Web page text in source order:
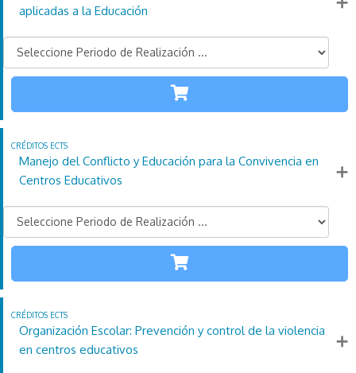
aplicadas a la Educación
ETAPAS
110 4Créditos
21
Más información
Manejo del Conflicto y Educación para la Convivencia en
Centros Educativos
ETAPAS
110 4Créditos
21
Más información
Organización Escolar: Prevención y control de la violencia
en centros educativos